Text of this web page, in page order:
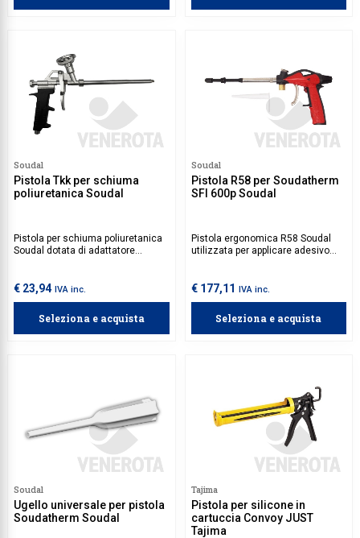
Soudal
Pistola Tkk per schiuma
poliuretanica Soudal
Pistola per schiuma poliuretanica
Soudal dotata di adattatore
poliuretanica.
€ 23,94 IVA inc.
Seleziona e acquista
Soudal
Pistola R58 per Soudatherm
SFI 600p Soudal
Pistola ergonomica R58 Soudal
utilizzata per applicare adesivo
€ 177,11 IVA inc.
Seleziona e acquista
Soudal
Ugello universale per pistola
Soudatherm Soudal
Tajima
Pistola per silicone in
cartuccia Convoy JUST
Tajima